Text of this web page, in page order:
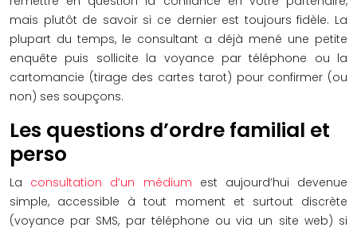
mais plutôt de savoir si ce dernier est toujours fidèle. La
plupart du temps, le consultant a déjà mené une petite
enquête puis sollicite la voyance par téléphone ou la
cartomancie (tirage des cartes tarot) pour confirmer (ou
non) ses soupçons.
Les questions d’ordre familial et
perso
La consultation d’un médium est aujourd’hui devenue
simple, accessible à tout moment et surtout discrète
(voyance par SMS, par téléphone ou via un site web) si